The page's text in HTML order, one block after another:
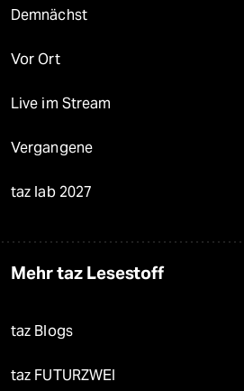
Demnächst
Vor Ort
Live im Stream
Vergangene
taz lab 2027
Mehr taz Lesestoff
taz Blogs
taz FUTURZWEI